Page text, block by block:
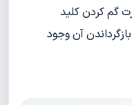
گم کردن کلید
آن وجود